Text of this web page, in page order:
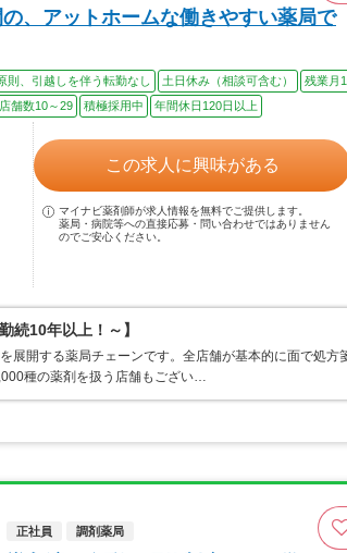
、アットホームな働きやすい薬局で
則、引越しを伴う転勤なし 土日休み（相談可含む）
残業月
店舗数10～29 積極採用中 年間休日120日以上
この求人に興味がある
マイナビ薬剤師が求人情報を無料でご提供します。
薬局・病院等への直接応募・問い合わせではありません
のでご安心ください。
続10年以上！～】
展開する薬局チェーンです。全店舗が基本的に面で処方
種の薬剤を扱う店舗もござい…
正社員 調剤薬局